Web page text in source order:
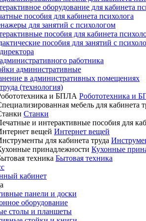
оборудование для кабинета
пособия для кабинета психолога
для занятий с психологом
пособия для кабинета
пособия для занятий с
работника
административные
в административных помещениях
(технология)
Робототехника и
Станки
Интернет вещей
Кухонные
Бытовая техника
кабинет
панели и доски
оборудование
столы и планшеты